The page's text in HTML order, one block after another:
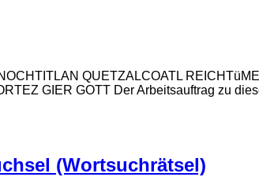
QUETZALCOATL
GIER GOTT Der Arbeitsauftrag zu
(Wortsuchrätsel)